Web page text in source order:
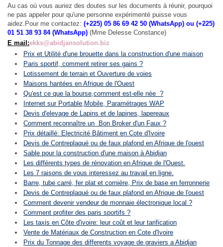
Au cas où vous auriez des doutes sur les documents à réunir, pourquoi
ne pas appeler pour qu'une personne expérimenté puisse vous
aidez.Pour me contactez: (+225) 05 86 69 42 50 (WhatsApp) ou (+225)
01 51 38 93 84 (WhatsApp) (Mme Delesse Constance)
E mail:ekks@abidjansolution.biz
Prix et Utilité d'une brouette dans la construction d'une maison
Paris sportif, comment retirer ses gains ?
Lotissement de terrain et Ouverture de voies
Maisons hantées en Afrique de l'Ouest
Qu'est ce que la bourse,comment est-elle née ?
Internet sur Portable,Mobile, Paramétrages WAP
Devis d'elevage de Lapins et de lapines, lapereaux
Comment reconnaître un Bon Broker d'un Faux ?
Prix détaillé: Electricité Bâtiment en Cote d'Ivoire
Devis de Contreplaqué ou de faux plafond en Afrique de l'ouest
Sable pour la construction d'une maison à Abidjan
Les différents types de rénovation en Afrique de l'Ouest.
Les 7 raisons de vous interessez au travail en ligne.
Barre, tube carré, fer plat et cornière, Prix de base en ferronnerie
Devis de Contreplaqué ou de faux plafond en Afrique de l'ouest
Comment devenir vendeur de monnaie électronique local ?
Comment profiter des paris sportifs ?
Les taxis en Côte d'ivoire: leur coût et leur tarification
Vente de Matériaux de Construction en Cote d'Ivoire
Prix du Tonnage des differents voyage de graviers a Abidjan